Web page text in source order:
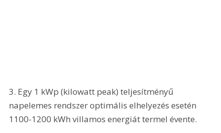
3. Egy 1 kWp (kilowatt peak) teljesítményű
napelemes rendszer optimális elhelyezés esetén
1100-1200 kWh villamos energiát termel évente.